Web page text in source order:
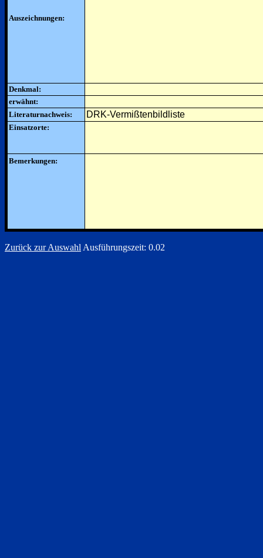
Auszeichnungen:
Denkmal:
erwähnt:
Literaturnachweis:
DRK-Vermißtenbildliste
Einsatzorte:
Bemerkungen:
Zurück zur Auswahl Ausführungszeit: 0.02